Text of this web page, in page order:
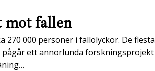
mot fallen
270 000 personer i fallolyckor. De flesta
pågår ett annorlunda forskningsprojekt